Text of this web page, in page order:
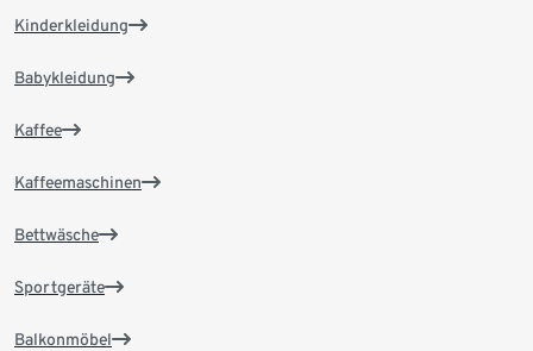
Kinderkleidung
Babykleidung
Kaffee
Kaffeemaschinen
Bettwäsche
Sportgeräte
Balkonmöbel